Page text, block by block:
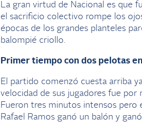
La gran virtud de Nacional es que
el sacrificio colectivo rompe los
épocas de los grandes planteles
balompié criollo.
Primer tiempo con dos pelotas
El partido comenzó cuesta arriba
velocidad de sus jugadores fue
Fueron tres minutos intensos pero
Rafael Ramos ganó un balón y